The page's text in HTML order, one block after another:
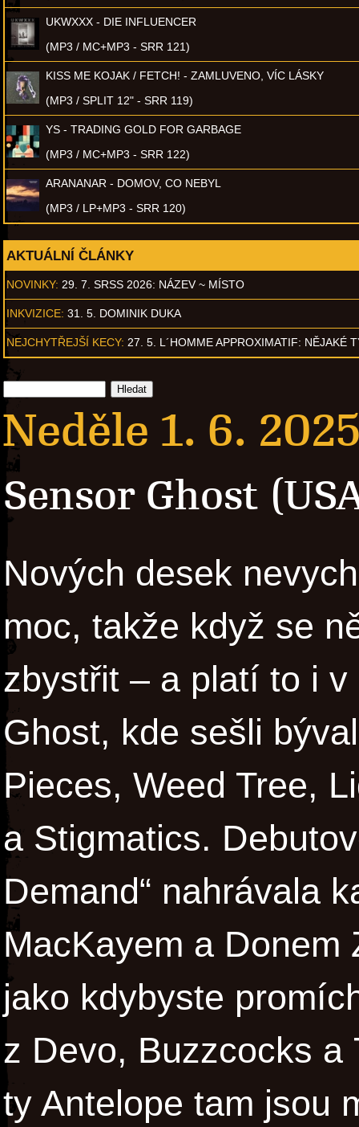
UKWXXX - DIE INFLUENCER
(MP3 / MC+MP3 - SRR 121)
KISS ME KOJAK / FETCH! - ZAMLUVENO, VÍC LÁSKY
(MP3 / SPLIT 12" - SRR 119)
YS - TRADING GOLD FOR GARBAGE
(MP3 / MC+MP3 - SRR 122)
ARANANAR - DOMOV, CO NEBYL
(MP3 / LP+MP3 - SRR 120)
AKTUÁLNÍ ČLÁNKY
NOVINKY: 29. 7. SRSS 2026: NÁZEV ~ MÍSTO
INKVIZICE: 31. 5. DOMINIK DUKA
NEJCHYTŘEJŠÍ KECY: 27. 5. L´HOMME APPROXIMATIF: NĚJAKÉ
Neděle 1. 6.
Sensor Ghost
Nových desek
moc, takže když se
zbystřit – a platí to i
Ghost, kde sešli
Pieces, Weed Tree,
a Stigmatics.
Demand“ nahrávala
MacKayem a
jako kdybyste
z Devo, Buzzcocks a
ty Antelope tam jsou